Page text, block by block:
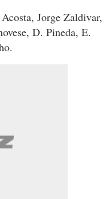
Jorge Zaldivar,
D. Pineda, E.